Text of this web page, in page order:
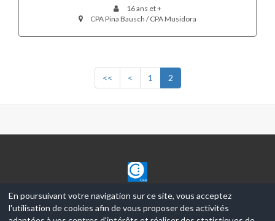
16 ans et +
CPA Pina Bausch / CPA Musidora
<< < 1 2
CLAJE
© 2017-2026, Ce site est propulsé par Aniapps.fr
En poursuivant votre navigation sur ce site, vous acceptez
l'utilisation de cookies afin de vous proposer des activités